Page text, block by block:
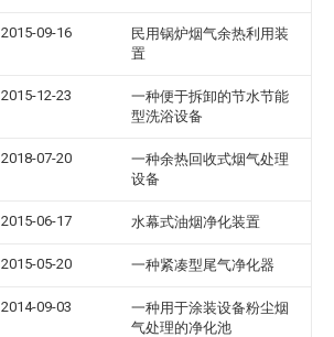
2015-09-16
民用锅炉烟气余热利用装
置
2015-12-23
一种便于拆卸的节水节能
型洗浴设备
2018-07-20
一种余热回收式烟气处理
设备
2015-06-17 水幕式油烟净化装置
2015-05-20 一种紧凑型尾气净化器
2014-09-03
一种用于涂装设备粉尘烟
气处理的净化池